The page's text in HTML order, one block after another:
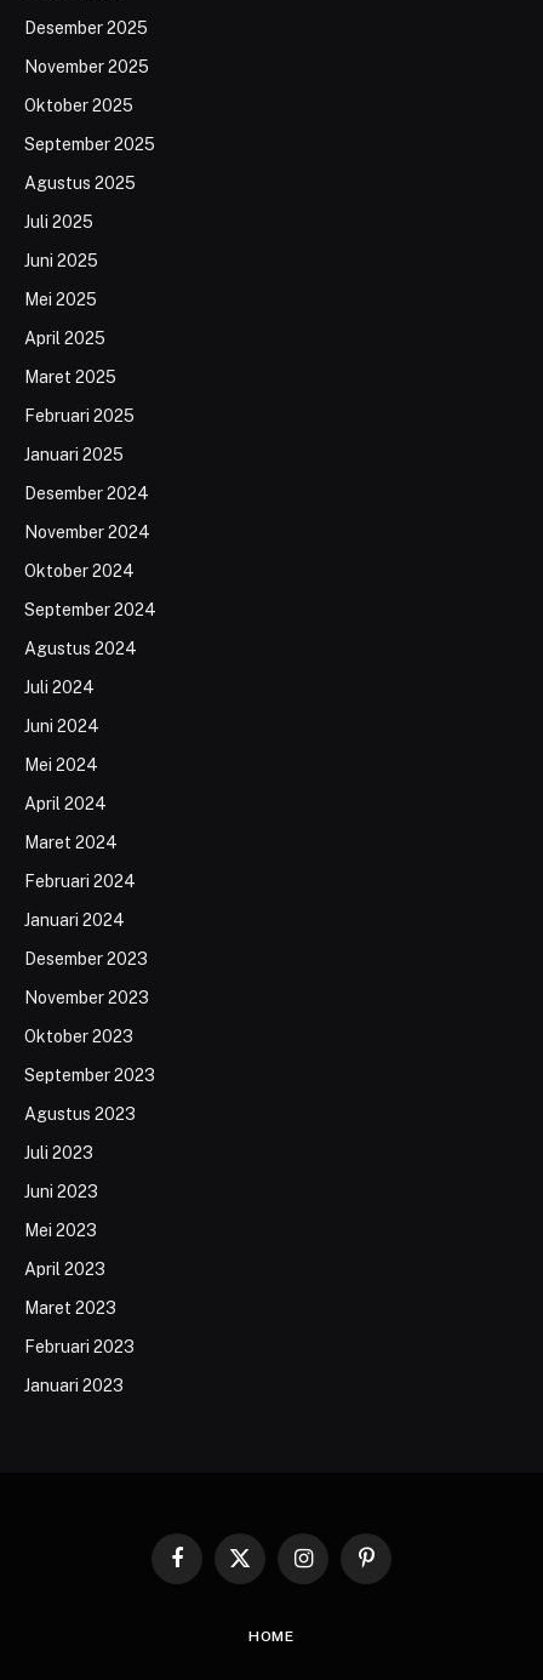
Desember 2025
November 2025
Oktober 2025
September 2025
Agustus 2025
Juli 2025
Juni 2025
Mei 2025
April 2025
Maret 2025
Februari 2025
Januari 2025
Desember 2024
November 2024
Oktober 2024
September 2024
Agustus 2024
Juli 2024
Juni 2024
Mei 2024
April 2024
Maret 2024
Februari 2024
Januari 2024
Desember 2023
November 2023
Oktober 2023
September 2023
Agustus 2023
Juli 2023
Juni 2023
Mei 2023
April 2023
Maret 2023
Februari 2023
Januari 2023
Facebook
X
InstagramPinterest
HOME